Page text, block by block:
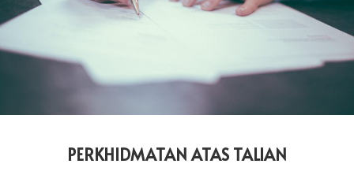
PERKHIDMATAN ATAS TALIAN